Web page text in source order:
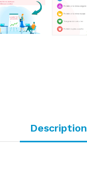
Description